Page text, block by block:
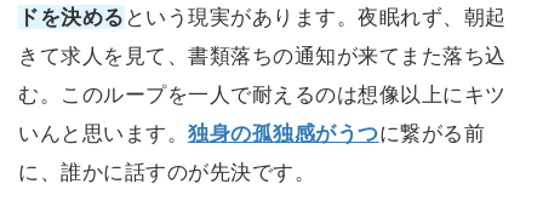
ドを決める という現実があります。夜眠れず、朝起
きて求人を見て、書類落ちの通知が来てまた落ち込
む。このループを一人で耐えるのは想像以上にキツ
いんと思います。独身の孤独感がうつに繋がる前
に、誰かに話すのが先決です。